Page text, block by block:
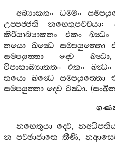
අබ්‍යාකතං
ධම‍්මං
උප‍්පජ‍්ජති
නහෙතුපච‍්චයා:
කිරියාබ්‍යාකතං
එකං ඛන්‍ධං
තයො
ඛන්‍ධෙ සම‍්පයුත‍්තො
සම‍්පයුත‍්තා
ද‍්වෙ ඛන්‍ධා
විපාකාබ්‍යාකතං
එකං ඛන්‍ධං
තයො
ඛන්‍ධෙ සම‍්පයුත‍්තො
සම‍්පයුත‍්තා ද‍්වෙ ඛන්‍ධා. (
නහෙතුයා ද‍්වෙ,
න පච‍්ඡාජාතෙ තීණි,